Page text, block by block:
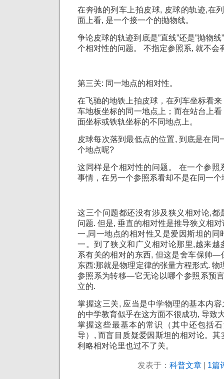
在奔驰的列车上拍皮球, 皮球的轨迹,在
面上看, 是一个接一个的抛物线。
争论皮球的轨迹到底是”直线”还是”抛物
个相对性的问题。 不指定参照系, 就不会
第三关: 同一地点的相对性。
在飞驰的地铁上拍皮球，在列车坐标看
车地板坐标的同一地点上；而在站台上
面坐标或铁轨坐标的不同地点上。
皮球每次落到最低点的位置, 到底是在同
个地点呢?
这同样是个相对性的问题。 在一个参照
事情，在另一个参照系看却不是在同一个
这三个问题都还没有涉及狭义相对论,都
问题. 但是, 垂直的相对性是推导狭义相
一,同一地点的相对性又是爱因斯坦的同
一。到了狭义和广义相对论那里,越来越
系有关的相对的东西, 但这是舍车保帅—
东西:那就是物理定律的张量方程形式. 物
参照系为转移—它无论以哪个参照系预
立的.
掌握这三关, 应当是中学物理的基本内
的中学教育似乎在这方面不很成功, 导致
掌握这些最基本的常识（其中还包括
导）, 而盲目质疑爱因斯坦的相对论。
利略相对论里也过不了关。
发表于： 科普文章 1篇